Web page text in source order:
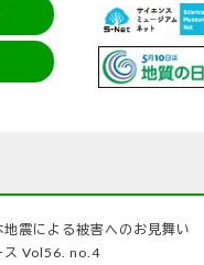
震による被害へのお見舞い
ス Vol56. no.4